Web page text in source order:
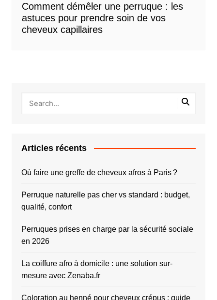
Comment démêler une perruque : les
astuces pour prendre soin de vos
cheveux capillaires
Articles récents
Où faire une greffe de cheveux afros à Paris ?
Perruque naturelle pas cher vs standard : budget,
qualité, confort
Perruques prises en charge par la sécurité sociale
en 2026
La coiffure afro à domicile : une solution sur-
mesure avec Zenaba.fr
Coloration au henné pour cheveux crépus : guide